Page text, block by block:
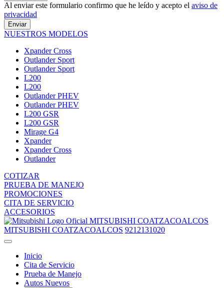
Al enviar este formulario confirmo que he leído y acepto el aviso de
privacidad
Enviar
NUESTROS MODELOS
Xpander Cross
Outlander Sport
Outlander Sport
L200
L200
Outlander PHEV
Outlander PHEV
L200 GSR
L200 GSR
Mirage G4
Xpander
Xpander Cross
Outlander
COTIZAR
PRUEBA DE MANEJO
PROMOCIONES
CITA DE SERVICIO
ACCESORIOS
MITSUBISHI COATZACOALCOS
MITSUBISHI COATZACOALCOS 9212131020
Inicio
Cita de Servicio
Prueba de Manejo
Autos Nuevos